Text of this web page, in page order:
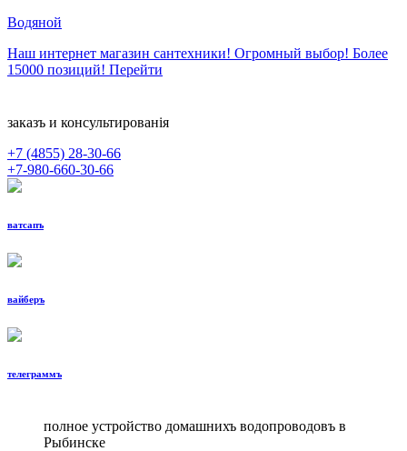
Водяной
Наш интернет магазин сантехники! Огромный выбор! Более
15000 позиций! Перейти
заказъ и консультированiя
+7 (4855) 28-30-66
+7-980-660-30-66
ватсапъ
вайберъ
телеграммъ
полное устройство домашнихъ водопроводовъ в
Рыбинске